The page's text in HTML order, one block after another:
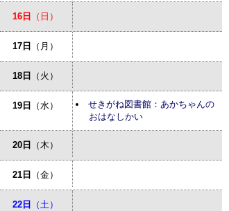
16日 （日）
17日 （月）
18日 （火）
19日 （水）
せきがね図書館：あかちゃんの
おはなしかい
20日 （木）
21日 （金）
22日 （土）